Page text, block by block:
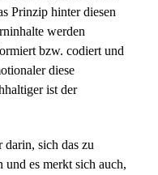
Prinzip hinter diesen
werden
bzw. codiert und
diese
ist der
sich das zu
und es merkt sich auch,